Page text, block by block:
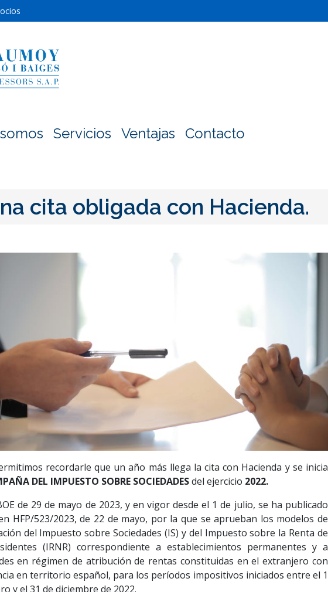
Servicios Ventajas Contacto
cita obligada con Hacienda.
recordarle que un año más llega la cita con Hacienda y se inicia
DEL IMPUESTO SOBRE SOCIEDADESdel ejercicio 2022.
de 29 de mayo de 2023, y en vigor desde el 1 de julio, se ha publicado
HFP/523/2023, de 22 de mayo, por la que se aprueban los modelos de
del Impuesto sobre Sociedades (IS) y del Impuesto sobre la Renta de
(IRNR) correspondiente a establecimientos permanentes y a
en régimen de atribución de rentas constituidas en el extranjero con
en territorio español, para los períodos impositivos iniciados entre el 1
y el 31 de diciembre de 2022.